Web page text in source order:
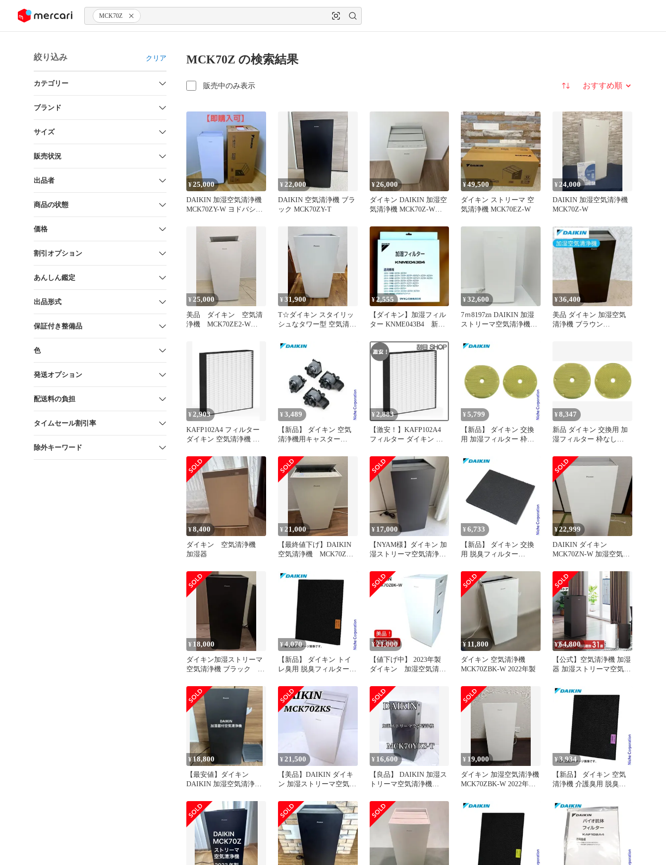
ツにスキップ MCK70Z
絞り込み クリア
カテゴリー
ブランド
サイズ
販売状況
出品者
商品の状態
価格
割引オプション
あんしん鑑定
出品形式
保証付き整備品
色
発送オプション
配送料の負担
タイムセール割引率
除外キーワード
MCK70Z の検索結果
販売中のみ表示 並び替え
¥25,000
DAIKIN 加湿空気清浄機
MCK70ZY-W ヨドバシ限
¥ 22,000
DAIKIN 空気清浄機 ブラ
ック MCK70ZY-T
¥26,000
ダイキン DAIKIN 加湿空
気清浄機 MCK70Z-W
¥49,500
ダイキン ストリーマ 空
気清浄機 MCK70EZ-W
¥ 24,000
DAIKIN 加湿空気清浄機
MCK70Z-W
¥ 25,000
美品 ダイキン 空気清
浄機 MCK70ZE2-W
¥31,900
T☆ダイキン スタイリッ
シュなタワー型 空気清浄
¥2,555
【ダイキン】加湿フィル
ター KNME043B4 新品
¥32,600
7ｍ8197zn DAIKIN 加湿
ストリーマ空気清浄機
¥36,400
美品 ダイキン 加湿空気
清浄機 ブラウン
¥2,903
KAFP102A4 フィルター
ダイキン 空気清浄機 交
mck704a mck70y 加湿空気
清浄機 フィルター
mck70yks mck70y 集じん
フィルター フィルターセ
ット 加湿空気清浄機 フ
ィルター 互換品
¥ 3,489
【新品】 ダイキン 空気
清浄機用キャスター
¥ 2,883
【激安！】KAFP102A4
フィルター ダイキン 空
ack70z mck704a mck70y
加湿空気清浄機 フィルタ
ー mck70yks mck70y 集じ
んフィルター フィルター
セット 加湿空気清浄機フ
ィルター 互換品
¥ 5,799
【新品】 ダイキン 交換
用 加湿フィルター 枠な
機
¥8,347
新品 ダイキン 交換用 加
湿フィルター 枠なし
¥8,400
ダイキン 空気清浄機
加湿器
¥ 21,000
【最終値下げ】DAIKIN
空気清浄機 MCK70ZE2-
¥ 17,000
【NYAM様】ダイキン 加
湿ストリーマ空気清浄機
¥ 6,733
【新品】 ダイキン 交換
用 脱臭フィルター
¥22,999
DAIKIN ダイキン
MCK70ZN-W 加湿空気清
¥ 18,000
ダイキン加湿ストリーマ
空気清浄機 ブラック
み
¥4,070
【新品】 ダイキン トイ
レ臭用 脱臭フィルター
気清浄機用
¥21,000
【値下げ中】 2023年製
ダイキン 加湿空気清浄
¥ 11,800
ダイキン 空気清浄機
MCK70ZBK-W 2022年製
¥64,800
【公式】空気清浄機 加湿
器 加湿ストリーマ空気清
ン コンパクト 静音 寝室
リビング 花粉 加湿 除菌
¥ 18,800
【最安値】ダイキン
DAIKIN 加湿空気清浄機
¥21,500
【美品】DAIKIN ダイキ
ン 加湿ストリーマ空気清
¥ 16,600
【良品】 DAIKIN 加湿ス
トリーマ空気清浄機
¥ 19,000
ダイキン 加湿空気清浄機
MCK70ZBK-W 2022年製
¥3,934
【新品】 ダイキン 空気
清浄機 介護臭用 脱臭フ